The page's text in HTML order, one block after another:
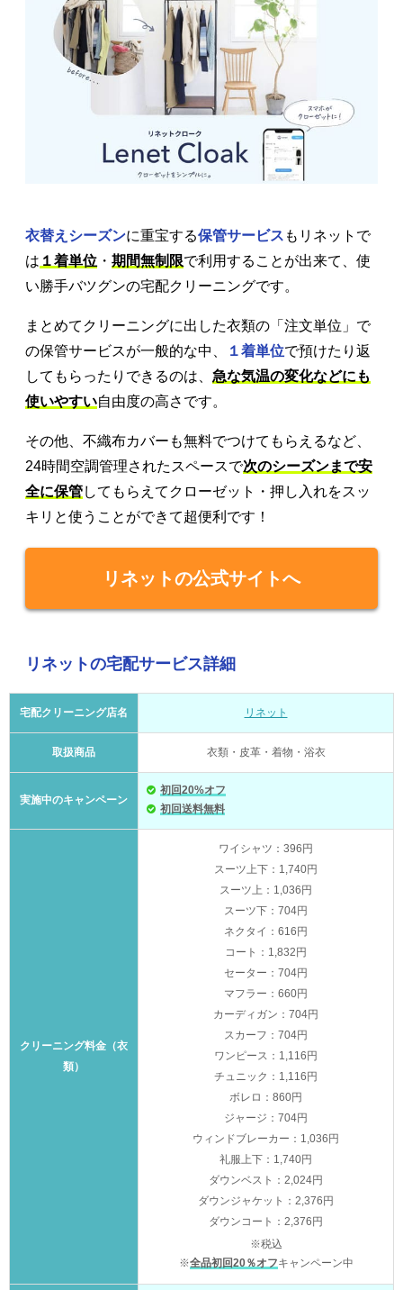
衣替えシーズンに重宝する保管サービス もリネットで
は １着単位 ・ 期間無制限で利用することが出来て、使
い勝手バツグンの宅配クリーニングです。
まとめてクリーニングに出した衣類の「注文単位」で
の保管サービスが一般的な中、
１着単位で預けたり返
してもらったりできるのは、 急な気温の変化などにも
使いやすい自由度の高さです。
その他、不織布カバーも無料でつけてもらえるなど、
24時間空調管理されたスペースで次のシーズンまで安
全に保管してもらえてクローゼット・押し入れをスッ
キリと使うことができて超便利です！
リネットの公式サイトへ
リネットの宅配サービス詳細
宅配クリーニング店名 リネット
取扱商品 衣類・皮革・着物・浴衣
実施中のキャンペーン
初回20%オフ
初回送料無料
クリーニング料金（衣
類）
ワイシャツ：396円
スーツ上下：1,740円
スーツ上：1,036円
スーツ下：704円
ネクタイ：616円
コート：1,832円
セーター：704円
マフラー：660円
カーディガン：704円
スカーフ：704円
ワンピース：1,116円
チュニック：1,116円
ボレロ：860円
ジャージ：704円
ウィンドブレーカー：1,036円
礼服上下：1,740円
ダウンベスト：2,024円
ダウンジャケット：2,376円
ダウンコート：2,376円
※税込
※全品初回20％オフキャンペーン中